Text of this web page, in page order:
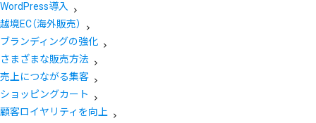
WordPress導入
越境EC（海外販売）
ブランディングの強化
さまざまな販売方法
売上につながる集客
ショッピングカート
顧客ロイヤリティを向上